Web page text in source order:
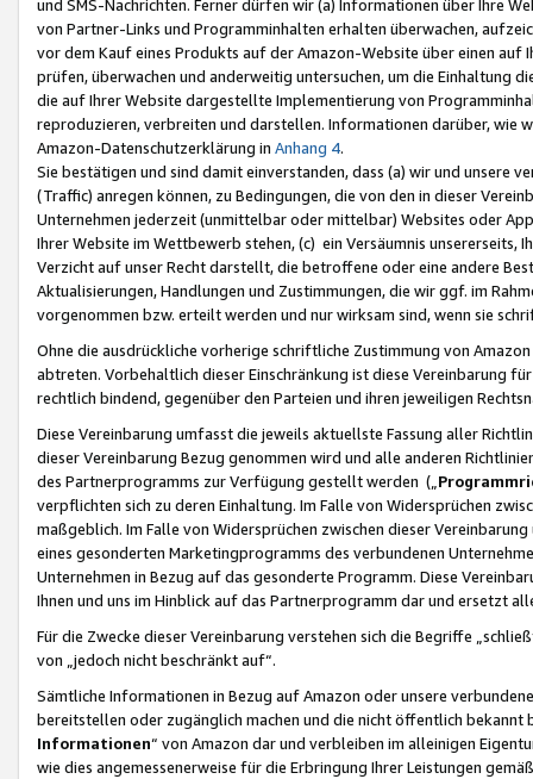
und SMS-Nachrichten. Ferner dürfen wir (a) Informationen über Ihre
von Partner-Links und Programminhalten erhalten überwachen,
vor dem Kauf eines Produkts auf der Amazon-Website über einen
prüfen, überwachen und anderweitig untersuchen, um die Einhaltung
die auf Ihrer Website dargestellte Implementierung von
reproduzieren, verbreiten und darstellen. Informationen darüber, wie
Amazon-Datenschutzerklärung in Anhang 4.
Sie bestätigen und sind damit einverstanden, dass (a) wir und
(Traffic) anregen können, zu Bedingungen, die von den in dieser
Unternehmen jederzeit (unmittelbar oder mittelbar) Websites oder
Ihrer Website im Wettbewerb stehen, (c) ein Versäumnis unsererseits,
Verzicht auf unser Recht darstellt, die betroffene oder eine andere
Aktualisierungen, Handlungen und Zustimmungen, die wir ggf. im
vorgenommen bzw. erteilt werden und nur wirksam sind, wenn sie
Ohne die ausdrückliche vorherige schriftliche Zustimmung von
abtreten. Vorbehaltlich dieser Einschränkung ist diese Vereinbarung
rechtlich bindend, gegenüber den Parteien und ihren jeweiligen
Diese Vereinbarung umfasst die jeweils aktuellste Fassung aller
dieser Vereinbarung Bezug genommen wird und alle anderen
des Partnerprogramms zur Verfügung gestellt werden („
verpflichten sich zu deren Einhaltung. Im Falle von Widersprüchen
maßgeblich. Im Falle von Widersprüchen zwischen dieser
eines gesonderten Marketingprogramms des verbundenen
Unternehmen in Bezug auf das gesonderte Programm. Diese
Ihnen und uns im Hinblick auf das Partnerprogramm dar und ersetzt
Für die Zwecke dieser Vereinbarung verstehen sich die Begriffe
von „jedoch nicht beschränkt auf“.
Sämtliche Informationen in Bezug auf Amazon oder unsere
bereitstellen oder zugänglich machen und die nicht öffentlich
Informationen“ von Amazon dar und verbleiben im alleinigen
wie dies angemessenerweise für die Erbringung Ihrer Leistungen